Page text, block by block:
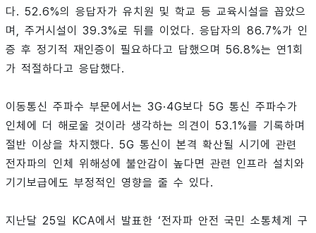
다. 52.6%의 응답자가 유치원 및 학교 등 교육시설을 꼽았으
며, 주거시설이 39.3%로 뒤를 이었다. 응답자의 86.7%가 인
증 후 정기적 재인증이 필요하다고 답했으며 56.8%는 연1회
가 적절하다고 응답했다.
이동통신 주파수 부문에서는 3G·4G보다 5G 통신 주파수가
인체에 더 해로울 것이라 생각하는 의견이 53.1%를 기록하며
절반 이상을 차지했다. 5G 통신이 본격 확산될 시기에 관련
전자파의 인체 위해성에 불안감이 높다면 관련 인프라 설치와
기기보급에도 부정적인 영향을 줄 수 있다.
지난달 25일 KCA에서 발표한 ‘전자파 안전 국민 소통체계 구